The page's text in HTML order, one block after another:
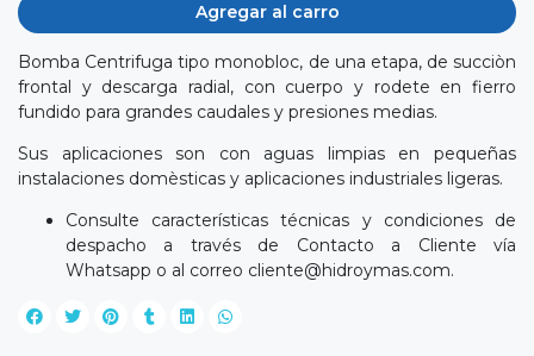
Agregar al carro
Bomba Centrifuga tipo monobloc, de una etapa, de succiòn
frontal y descarga radial, con cuerpo y rodete en fierro
fundido para grandes caudales y presiones medias.
Sus aplicaciones son con aguas limpias en pequeñas
instalaciones domèsticas y aplicaciones industriales ligeras.
Consulte características técnicas y condiciones de
despacho a través de Contacto a Cliente vía
Whatsapp o al correo cliente@hidroymas.com.